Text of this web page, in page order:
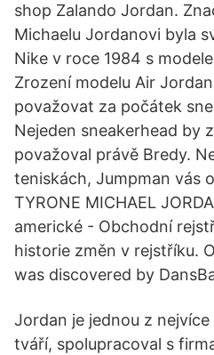
shop Zalando Jordan.
Michaelu Jordanovi byla
Nike v roce 1984 s
Zrození modelu Air
považovat za počátek
Nejeden sneakerhead by
považoval právě Bredy.
teniskách, Jumpman vás
TYRONE MICHAEL
americké - Obchodní
historie změn v rejstříku.
was discovered by
Jordan je jednou z
tváří, spolupracoval s